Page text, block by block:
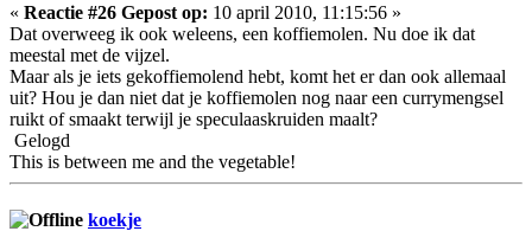
« Reactie #26 Gepost op: 10 april 2010, 11:15:56 »
Dat overweeg ik ook weleens, een koffiemolen. Nu doe ik dat
meestal met de vijzel.
Maar als je iets gekoffiemolend hebt, komt het er dan ook allemaal
uit? Hou je dan niet dat je koffiemolen nog naar een currymengsel
ruikt of smaakt terwijl je speculaaskruiden maalt?
Gelogd
This is between me and the vegetable!
koekje